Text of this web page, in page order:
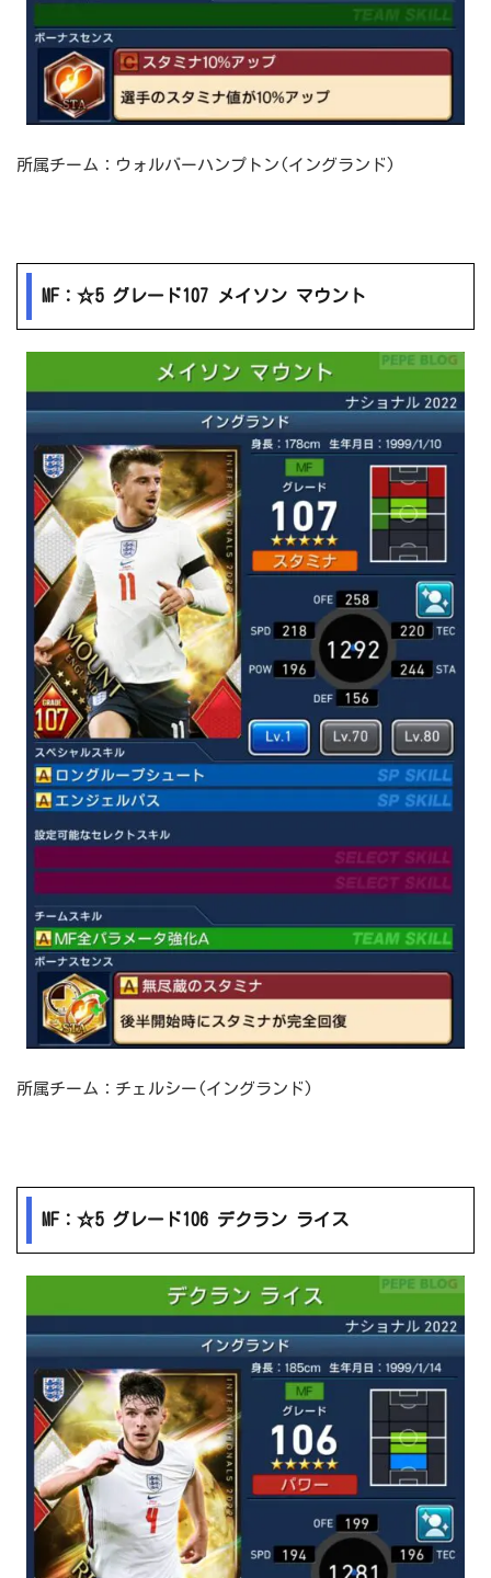
所属チーム：ウォルバーハンプトン(イングランド)
MF：☆5 グレード107 メイソン マウント
所属チーム：チェルシー(イングランド)
MF：☆5 グレード106 デクラン ライス